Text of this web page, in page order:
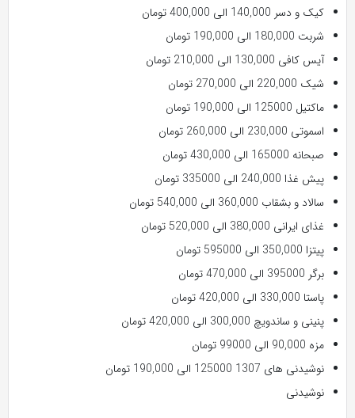
کیک و دسر 140,000 الی 400,000 تومان
شربت 180,000 الی 190,000 تومان
آیس کافی 130,000 الی 210,000 تومان
شیک 220,000 الی 270,000 تومان
ماکتیل 125000 الی 190,000 تومان
اسموتی 230,000 الی 260,000 تومان
صبحانه 165000 الی 430,000 تومان
پیش غذا 240,000 الی 335000 تومان
سالاد و بشقاب 360,000 الی 540,000 تومان
غذای ایرانی 380,000 الی 520,000 تومان
پیتزا 350,000 الی 595000 تومان
برگر 395000 الی 470,000 تومان
پاستا 330,000 الی 420,000 تومان
پنینی و ساندویچ 300,000 الی 420,000 تومان
مزه 90,000 الی 99000 تومان
نوشیدنی های 1307 125000 الی 190,000 تومان
نوشیدنی